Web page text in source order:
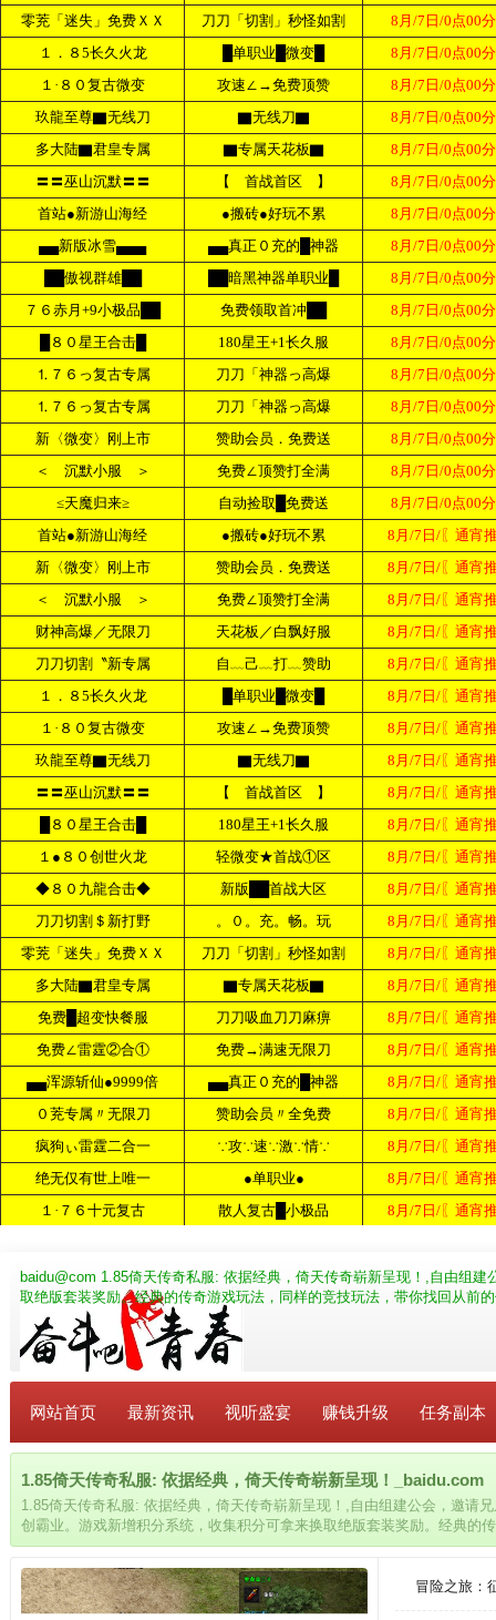
baidu@com 1.85倚天传奇私服: 依据经典，倚天传奇崭新呈现！,自由组
取绝版套装奖励。经典的传奇游戏玩法，同样的竞技玩法，带你找回从前
网站首页 最新资讯 视听盛宴 赚钱升级 任务副本
1.85倚天传奇私服: 依据经典，倚天传奇崭新呈现！_baidu.com
1.85倚天传奇私服: 依据经典，倚天传奇崭新呈现！,自由组建公会，邀请
创霸业。游戏新增积分系统，收集积分可拿来换取绝版套装奖励。经典的
找回从前的传奇感觉。
冒险之旅：